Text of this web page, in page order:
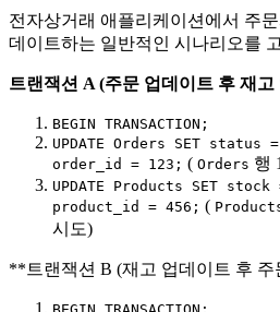
전자상거래 애플리케이션에서 주
데이트하는 일반적인 시나리오를
트랜잭션 A (주문 업데이트 후 재고
BEGIN TRANSACTION;
UPDATE Orders SET status
order_id = 123; ( Orders 행
UPDATE Products SET
product_id = 456; (
시도)
**트랜잭션 B (재고 업데이트 후 주